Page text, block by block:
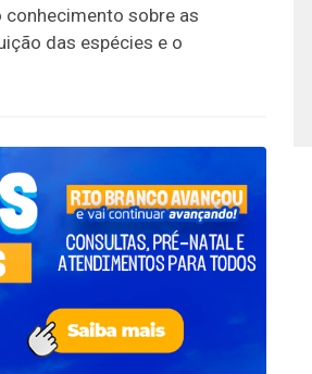
sobre as
das espécies e o